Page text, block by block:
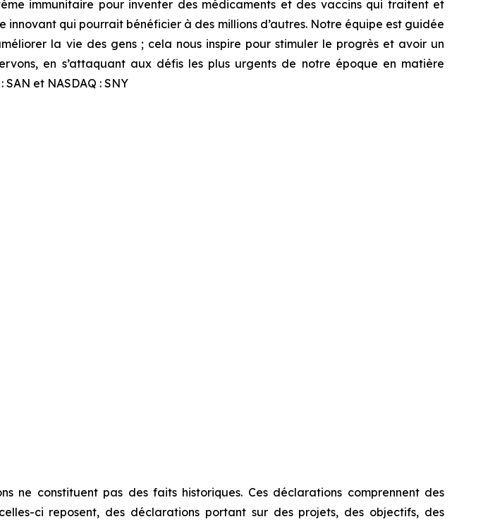
immunitaire pour inventer des médicaments et des vaccins qui traitent et
qui pourrait bénéficier à des millions d’autres. Notre équipe est guidée
la vie des gens ; cela nous inspire pour stimuler le progrès et avoir un
en s’attaquant aux défis les plus urgents de notre époque en matière
et NASDAQ : SNY
ne constituent pas des faits historiques. Ces déclarations comprennent des
ci reposent, des déclarations portant sur des projets, des objectifs, des